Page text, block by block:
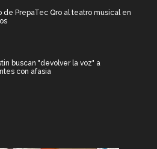
de PrepaTec Qro al teatro musical en
buscan "devolver la voz" a
con afasia